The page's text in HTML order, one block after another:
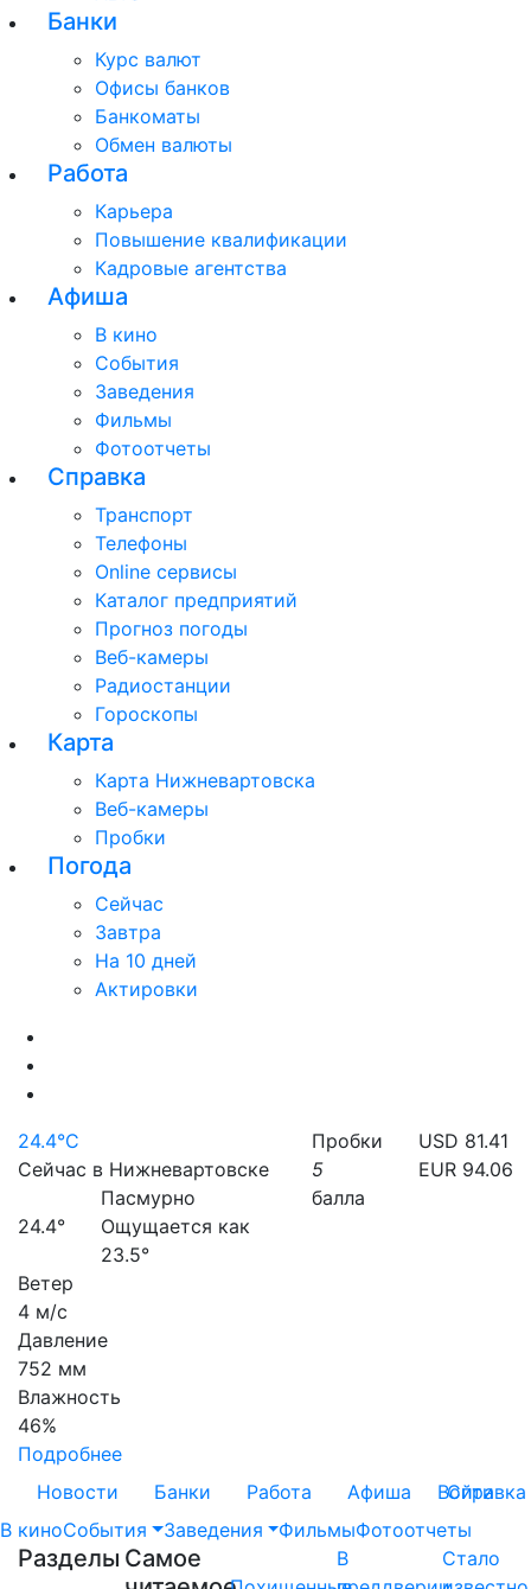
24.4°C
Сейчас в Нижневартовске
24.4°
Пасмурно
Ощущается как
23.5°
Ветер
4 м/с
Давление
752 мм
Влажность
46%
Подробнее
Пробки
5
балла
USD 81.41
EUR 94.06
Банки
Курс валют
Офисы банков
Банкоматы
Обмен валюты
Работа
Карьера
Повышение квалификации
Кадровые агентства
Афиша
В кино
События
Заведения
Фильмы
Фотоотчеты
Справка
Транспорт
Телефоны
Online сервисы
Каталог предприятий
Прогноз погоды
Веб-камеры
Радиостанции
Гороскопы
Карта
Карта Нижневартовска
Веб-камеры
Пробки
Погода
Сейчас
Завтра
На 10 дней
Актировки
Новости Банки Работа Афиша Справка
Войти
В киноСобытия Заведения ФильмыФотоотчеты
Разделы Самое
В
Стало